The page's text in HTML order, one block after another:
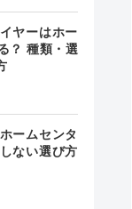
ヤーはホー
？ 種類・選
ームセンタ
ない選び方